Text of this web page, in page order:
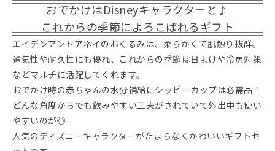
おでかけはDisneyキャラクターと♪
これからの季節によろこばれるギフト
エイデンアンドアネイのおくるみは、柔らかくて肌触り抜群。
通気性や耐久性にも優れ、これからの季節は日よけや冷房対策
などマルチに活躍してくれます。
おでかけ時の赤ちゃんの水分補給にシッピーカップは必需品！
どんな角度からでも飲みやすい工夫がされていて外出中も使い
やすいのが◎
人気のディズニーキャラクターがたまらなくかわいいギフトセ